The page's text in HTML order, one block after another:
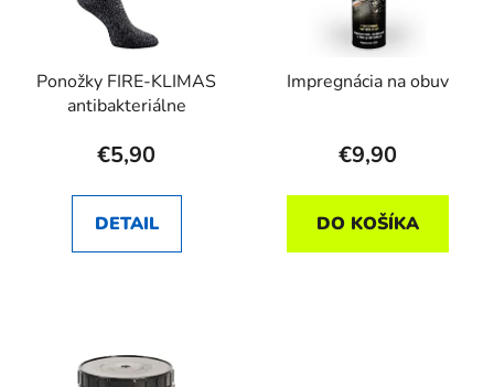
Ponožky FIRE-KLIMAS
antibakteriálne
€5,90
DETAIL
Impregnácia na obuv
€9,90
DO KOŠÍKA